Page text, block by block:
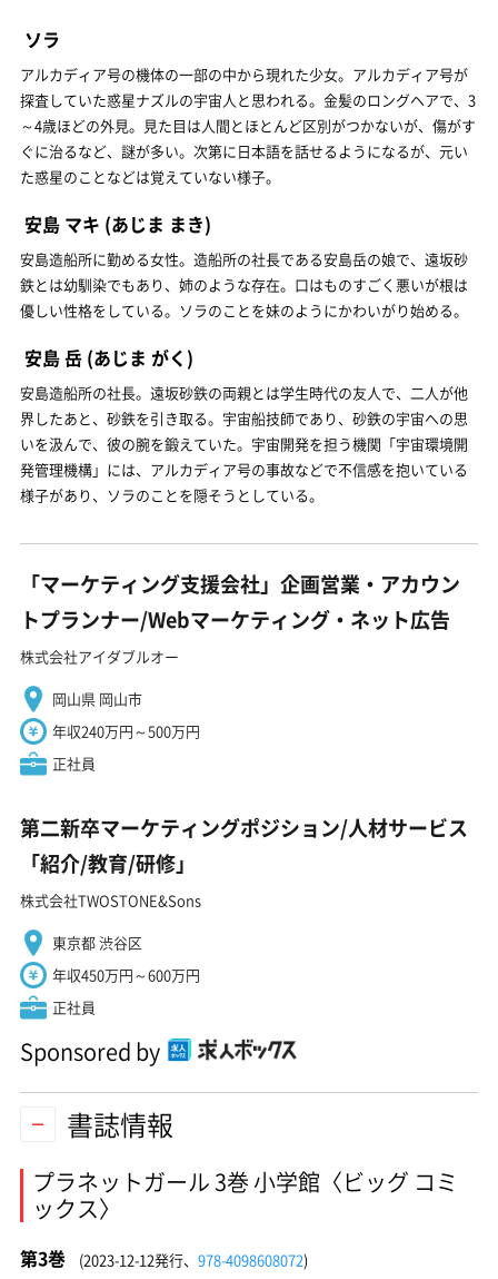
ソラ
アルカディア号の機体の一部の中から現れた少女。アルカディア号が
探査していた惑星ナズルの宇宙人と思われる。金髪のロングヘアで、3
～4歳ほどの外見。見た目は人間とほとんど区別がつかないが、傷がす
ぐに治るなど、謎が多い。次第に日本語を話せるようになるが、元い
た惑星のことなどは覚えていない様子。
安島 マキ (あじま まき)
安島造船所に勤める女性。造船所の社長である安島岳の娘で、遠坂砂
鉄とは幼馴染でもあり、姉のような存在。口はものすごく悪いが根は
優しい性格をしている。ソラのことを妹のようにかわいがり始める。
安島 岳 (あじま がく)
安島造船所の社長。遠坂砂鉄の両親とは学生時代の友人で、二人が他
界したあと、砂鉄を引き取る。宇宙船技師であり、砂鉄の宇宙への思
いを汲んで、彼の腕を鍛えていた。宇宙開発を担う機関「宇宙環境開
発管理機構」には、アルカディア号の事故などで不信感を抱いている
様子があり、ソラのことを隠そうとしている。
「マーケティング支援会社」企画営業・アカウン
トプランナー/Webマーケティング・ネット広告
株式会社アイダブルオー
岡山県 岡山市
年収240万円～500万円
正社員
第二新卒マーケティングポジション/人材サービス
「紹介/教育/研修」
株式会社TWOSTONE&Sons
東京都 渋谷区
年収450万円～600万円
正社員
Sponsored by
書誌情報
プラネットガール 3巻 小学館〈ビッグ コミ
ックス〉
第3巻 (2023-12-12発行、 978-4098608072)